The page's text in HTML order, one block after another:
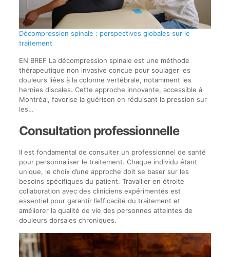
Décompression spinale : perspectives globales sur le
traitement
EN BREF La décompression spinale est une méthode
thérapeutique non invasive conçue pour soulager les
douleurs liées à la colonne vertébrale, notamment les
hernies discales. Cette approche innovante, accessible à
Montréal, favorise la guérison en réduisant la pression sur
les…
Consultation professionnelle
Il est fondamental de consulter un professionnel de santé
pour personnaliser le traitement. Chaque individu étant
unique, le choix d’une approche doit se baser sur les
besoins spécifiques du patient. Travailler en étroite
collaboration avec des cliniciens expérimentés est
essentiel pour garantir l’efficacité du traitement et
améliorer la qualité de vie des personnes atteintes de
douleurs dorsales chroniques.